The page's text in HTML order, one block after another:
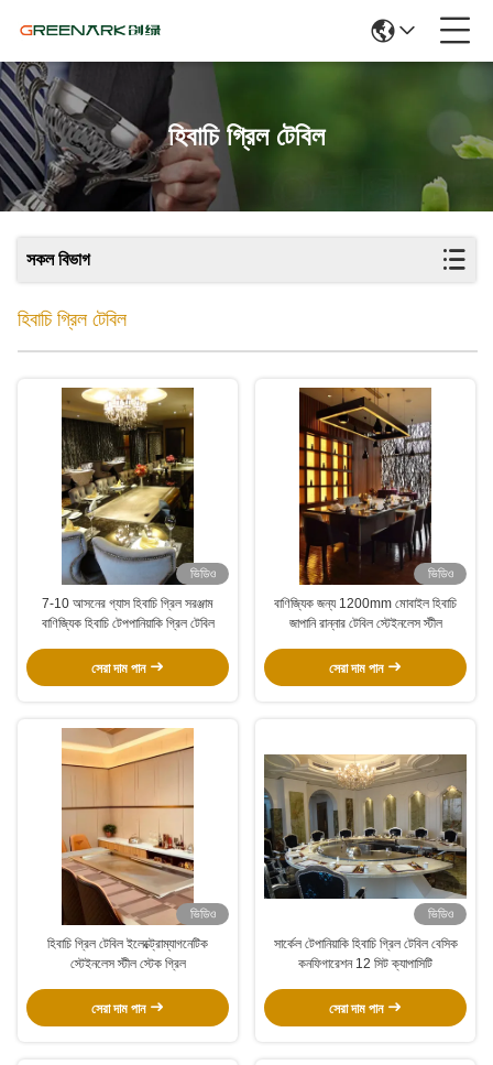
হিবাচি গ্রিল টেবিল
সকল বিভাগ
হিবাচি গ্রিল টেবিল
ভিডিও
7-10 আসনের গ্যাস হিবাচি গ্রিল সরঞ্জাম
বাণিজ্যিক হিবাচি টেপপানিয়াকি গ্রিল টেবিল
সেরা দাম পান
ভিডিও
বাণিজ্যিক জন্য 1200mm মোবাইল হিবাচি
জাপানি রান্নার টেবিল স্টেইনলেস স্টীল
সেরা দাম পান
ভিডিও
হিবাচি গ্রিল টেবিল ইলেক্ট্রোম্যাগনেটিক
স্টেইনলেস স্টীল স্টেক গ্রিল
সেরা দাম পান
ভিডিও
সার্কেল টেপানিয়াকি হিবাচি গ্রিল টেবিল বেসিক
কনফিগারেশন 12 সিট ক্যাপাসিটি
সেরা দাম পান